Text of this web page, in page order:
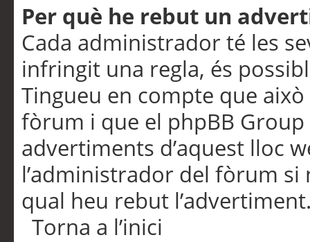
Per què he rebut un
Cada administrador té les
infringit una regla, és
Tingueu en compte que
fòrum i que el phpBB
advertiments d’aquest lloc
l’administrador del fòrum
qual heu rebut
Torna a l’inici